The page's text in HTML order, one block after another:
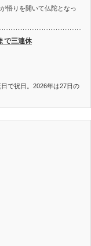
悟りを開いて仏陀となっ
で三連休
で祝日。2026年は27日の